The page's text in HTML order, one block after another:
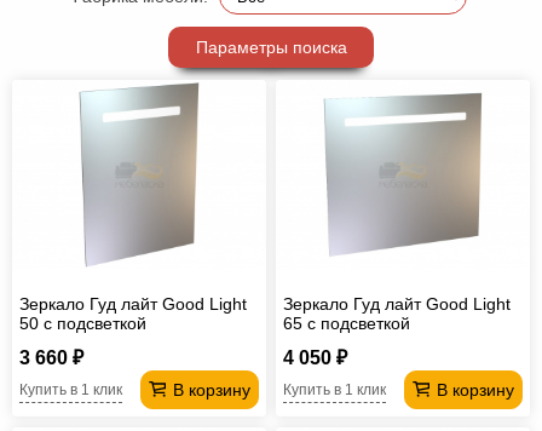
Детская
прихожей
под
компьютер
Мебель
для
ванной
Мебель
трансформер
Матрасы
Параметры поиска
Зеркало Гуд лайт Good Light
50 с подсветкой
3 660 ₽
В корзину
Купить в 1 клик
Зеркало Гуд лайт Good Light
65 с подсветкой
4 050 ₽
В корзину
Купить в 1 клик